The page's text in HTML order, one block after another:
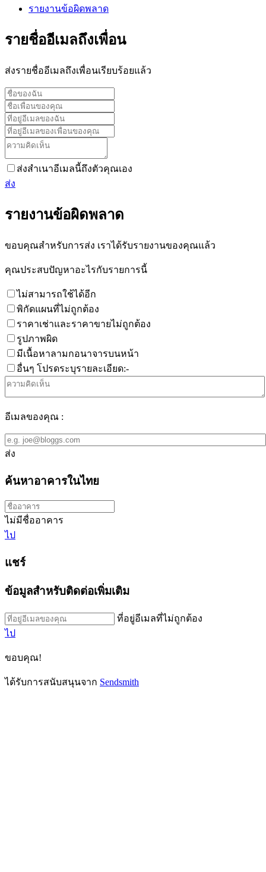
รายงานข้อผิดพลาด
รายชื่ออีเมลถึงเพื่อน
ส่งรายชื่ออีเมลถึงเพื่อนเรียบร้อยแล้ว
ส่งสำเนาอีเมลนี้ถึงตัวคุณเอง
ส่ง
รายงานข้อผิดพลาด
ขอบคุณสำหรับการส่ง เราได้รับรายงานของคุณแล้ว
คุณประสบปัญหาอะไรกับรายการนี้
ไม่สามารถใช้ได้อีก
พิกัดแผนที่ไม่ถูกต้อง
ราคาเช่าและราคาขายไม่ถูกต้อง
รูปภาพผิด
มีเนื้อหาลามกอนาจารบนหน้า
อื่นๆ โปรดระบุรายละเอียด:-
อีเมลของคุณ :
ส่ง
ค้นหาอาคารในไทย
ไม่มีชื่ออาคาร
ไป
แชร์
ข้อมูลสำหรับติดต่อเพิ่มเติม
ที่อยู่อีเมลที่ไม่ถูกต้อง
ไป
ขอบคุณ!
ได้รับการสนับสนุนจาก Sendsmith